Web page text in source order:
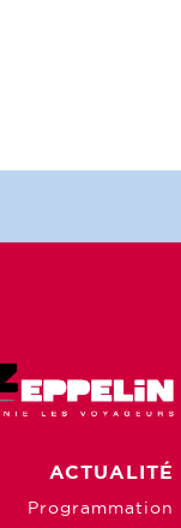
ACTUALITÉ
Programmation